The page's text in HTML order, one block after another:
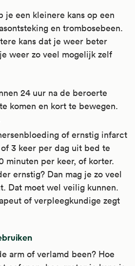
je een kleinere kans op een
en trombosebeen.
kans dat je weer beter
weer zo veel mogelijk zelf
24 uur na de beroerte
komen en kort te bewegen.
of ernstig infarct
3 keer per dag uit bed te
minuten per keer, of korter.
ernstig? Dan mag je zo veel
Dat moet wel veilig kunnen.
of verpleegkundige zegt
arm of verlamd been? Hoe